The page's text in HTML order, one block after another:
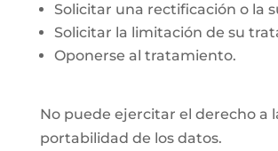
Solicitar una rectificación o la
Solicitar la limitación de su
Oponerse al tratamiento.
No puede ejercitar el derecho a
portabilidad de los datos.